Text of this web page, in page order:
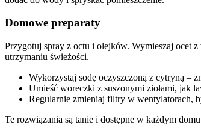
Domowe preparaty
Przygotuj spray z octu i olejków. Wymieszaj ocet
utrzymaniu świeżości.
Wykorzystaj sodę oczyszczoną z cytryną –
Umieść woreczki z suszonymi ziołami, jak
Regularnie zmieniaj filtry w wentylatorach,
Te rozwiązania są tanie i dostępne w każdym